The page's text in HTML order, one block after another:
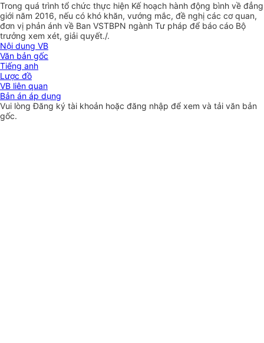
Trong quá trình tổ chức thực hiện Kế hoạch hành động bình về đẳng
giới năm 2016, nếu có khó khăn, vướng mắc, đề nghị các cơ quan,
đơn vị phản ánh về Ban VSTBPN ngành Tư pháp để báo cáo Bộ
trưởng xem xét, giải quyết./.
Nội dung VB
Văn bản gốc
Tiếng anh
Lược đồ
VB liên quan
Bản án áp dụng
Vui lòngĐăng ký tài khoản hoặc đăng nhập để xem và tải văn bản
gốc.